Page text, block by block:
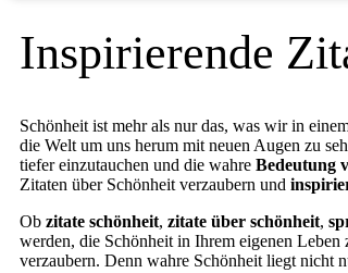
Inspirierende
Schönheit ist mehr als nur das, was wir in
die Welt um uns herum mit neuen Augen zu
tiefer einzutauchen und die wahre Bedeutung
Zitaten über Schönheit verzaubern und
Ob zitate schönheit, zitate über schönheit,
werden, die Schönheit in Ihrem eigenen Leben
verzaubern. Denn wahre Schönheit liegt nicht